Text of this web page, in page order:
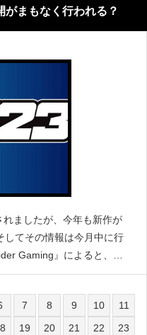
でも収録前にミ
まもなく行われる？
ましたが、今年も新作が
してその情報は今月中に行
Gaming』によると、テ
るロイヤルランブルの当日
7 8 9 10
11
19 20 21 22
23